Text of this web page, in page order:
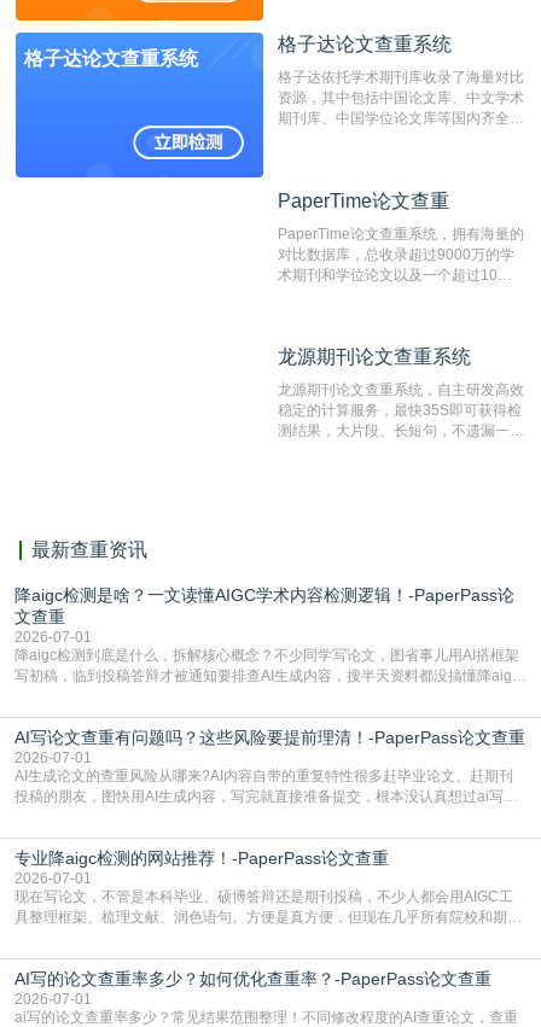
编辑部检测来稿和已发表的文献,检测
测时注意填写第一作者,才能排除已发
表文献复制比。（限制字符数1万）
格子达论文查重系统
格子达论文查重系统
格子达依托学术期刊库收录了海量对比
资源，其中包括中国论文库、中文学术
期刊库、中国学位论文库等国内齐全的
系统，可检测中文、英文两种语言的论
PaperTime论文查重
PaperTime论文查重系统，拥有海量的
对比数据库，总收录超过9000万的学
术期刊和学位论文以及一个超过10亿
对，利用指纹索引快速而精准地在云检
有相似的片段，该项技术检测速度快、
准确率高，市场反映良好。
龙源期刊论文查重系统
龙源期刊论文查重系统，自主研发高效
稳定的计算服务，最快35S即可获得检
测结果，大片段、长短句，不遗漏一处
最新查重资讯
降aigc检测是啥？一文读懂AIGC学术内容检测逻辑！-PaperPass论
文查重
2026-07-01
降aigc检测到底是什么，拆解核心概念？不少同学写论文，图省事儿用AI搭框架
写初稿，临到投稿答辩才被通知要排查AI生成内容，搜半天资料都没搞懂降aigc
怕是已经入行的科研人员，不少人也搞不清降aigc检测是啥，对相关要求摸不
准。其实，降aigc检测是伴随AIGC工具在学术领域普及诞生的新需求，核心是为
了满足现在高校、期刊对AI生
AI写论文查重有问题吗？这些风险要提前理清！-PaperPass论文查重
2026-07-01
AI生成论文的查重风险从哪来?AI内容自带的重复特性很多赶毕业论文、赶期刊
投稿的朋友，图快用AI生成内容，写完就直接准备提交，根本没认真想过ai写论
自带不可忽视的查重风险。AI训练依赖海量公开的文本数据，生成内容本质是基
于训练数据的概率拼接，不是从零开始的原创创作。生成过程中，很容易复用已
有的高频公共表述，甚至直接拼接已经公开
专业降aigc检测的网站推荐！-PaperPass论文查重
2026-07-01
现在写论文，不管是本科毕业、硕博答辩还是期刊投稿，不少人都会用AIGC工
具整理框架、梳理文献、润色语句。方便是真方便，但现在几乎所有院校和期刊
五遍还是过不了预检测的大有人在，这时候，找到靠谱的降AIGC检测率的网
站，就能少走好多弯路。PaperPass：守护学术原创性的智能伙伴AIGC生成内
容的学术合规痛点去年帮一个本科师弟改
AI写的论文查重率多少？如何优化查重率？-PaperPass论文查重
2026-07-01
ai写的论文查重率多少？常见结果范围整理！不同修改程度的AI查重论文，查重